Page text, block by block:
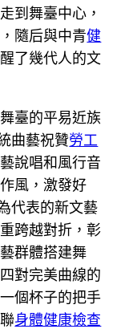
到舞臺中心，
隨后與中青健
了幾代人的文
臺的平易近族
曲藝祝贊勞工
說唱和風行音
風，激發好
代表的新文藝
跨越對折，彰
群體搭建舞
對完美曲線的
個杯子的把手
身體健康檢查